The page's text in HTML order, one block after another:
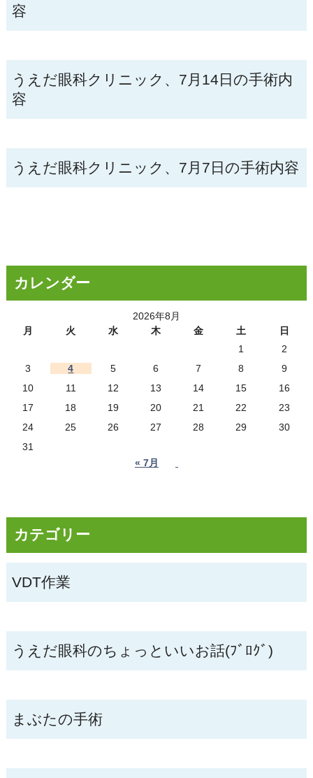
容
うえだ眼科クリニック、7月14日の手術内
容
うえだ眼科クリニック、7月7日の手術内容
カレンダー
2026年8月
月
火 水 木 金 土
日
1
2
3
4 5 6 7 8
9
10
11 12 13 14 15
16
17
18 19 20 21 22
23
24
25 26 27 28 29
30
31
« 7月
カテゴリー
VDT作業
うえだ眼科のちょっといいお話(ﾌﾞﾛｸﾞ)
まぶたの手術